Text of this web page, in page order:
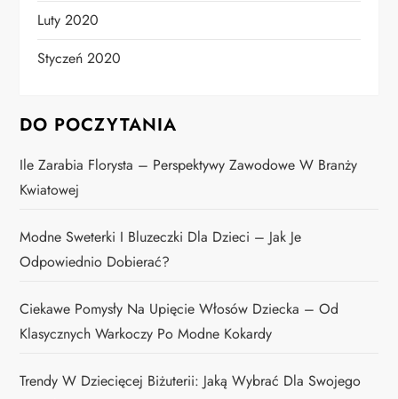
Luty 2020
Styczeń 2020
DO POCZYTANIA
Ile Zarabia Florysta – Perspektywy Zawodowe W Branży
Kwiatowej
Modne Sweterki I Bluzeczki Dla Dzieci – Jak Je
Odpowiednio Dobierać?
Ciekawe Pomysły Na Upięcie Włosów Dziecka – Od
Klasycznych Warkoczy Po Modne Kokardy
Trendy W Dziecięcej Biżuterii: Jaką Wybrać Dla Swojego